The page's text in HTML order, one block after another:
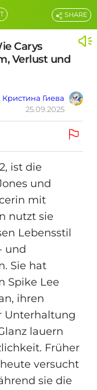
Carys
Verlust und
Кристина Гиева
25.09.2025
SHARE
ist die
und
mit
nutzt sie
Lebensstil
und
Sie hat
Spike Lee
ihren
Unterhaltung
lauern
Früher
versucht
sie die